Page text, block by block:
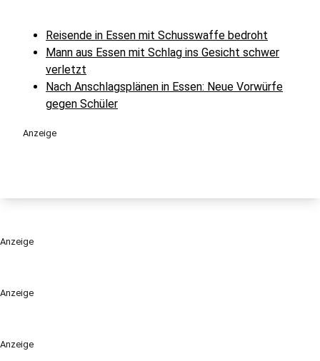
Anzeige
Anzeige
Reisende in Essen mit Schusswaffe bedroht
Mann aus Essen mit Schlag ins Gesicht schwer
verletzt
Nach Anschlagsplänen in Essen: Neue Vorwürfe
gegen Schüler
Anzeige
Anzeige